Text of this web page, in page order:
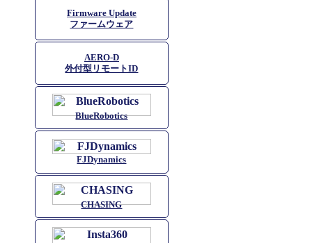
Firmware Update
ファームウェア
AERO-D
外付型リモートID
BlueRobotics
FJDynamics
CHASING